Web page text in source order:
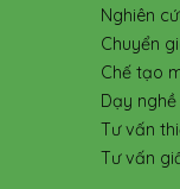
Nghiên
Chuyển
Chế tạo
Dạy
Tư vấn
Tư vấn